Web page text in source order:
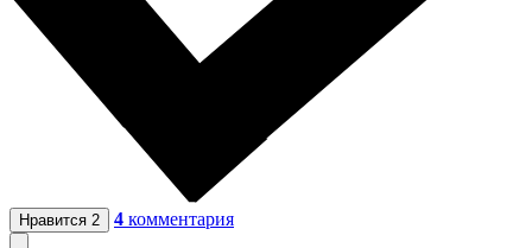
Нравится 2 4 комментария